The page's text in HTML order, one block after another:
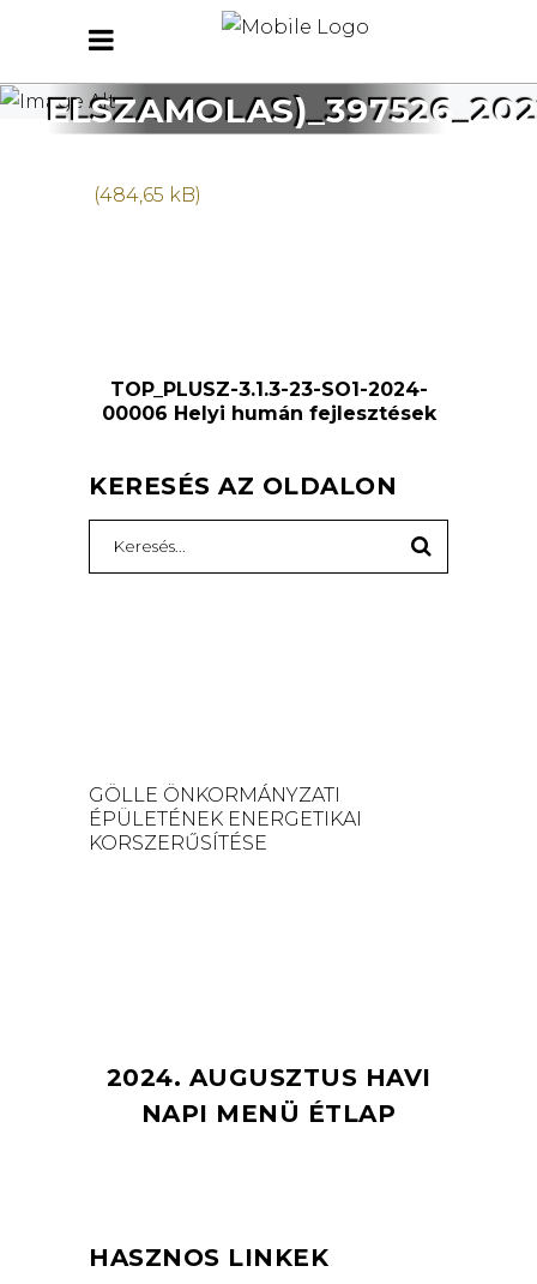
MERLEGJELENTES –
IV. NEGYEDEV (EVES
TOP_PLUSZ-3.1.3-23-SO1-2024-
00006 Helyi humán fejlesztések
KERESÉS AZ OLDALON
for:
GÖLLE ÖNKORMÁNYZATI
ÉPÜLETÉNEK ENERGETIKAI
KORSZERŰSÍTÉSE
2024. AUGUSZTUS HAVI
NAPI MENÜ ÉTLAP
HASZNOS LINKEK